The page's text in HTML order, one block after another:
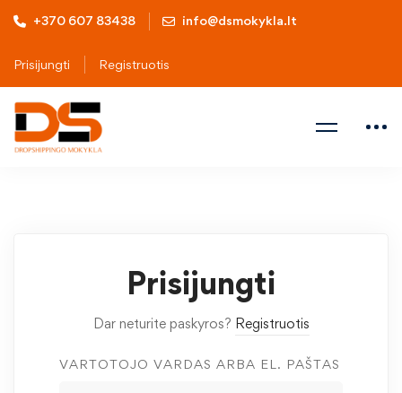
+370 607 83438 info@dsmokykla.lt
Prisijungti Registruotis
Prisijungti
Dar neturite paskyros? Registruotis
VARTOTOJO VARDAS ARBA EL. PAŠTAS